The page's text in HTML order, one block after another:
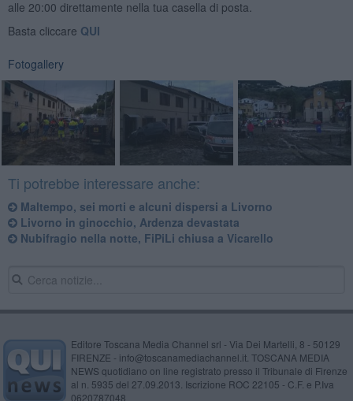
alle 20:00 direttamente nella tua casella di posta.
Basta cliccare QUI
Fotogallery
Ti potrebbe interessare anche:
Maltempo, sei morti e alcuni dispersi a Livorno
Livorno in ginocchio, Ardenza devastata
Nubifragio nella notte, FiPiLi chiusa a Vicarello
Editore Toscana Media Channel srl - Via Dei Martelli, 8 - 50129
FIRENZE - info@toscanamediachannel.it. TOSCANA MEDIA
NEWS quotidiano on line registrato presso il Tribunale di Firenze
al n. 5935 del 27.09.2013. Iscrizione ROC 22105 - C.F. e P.Iva
0620787048